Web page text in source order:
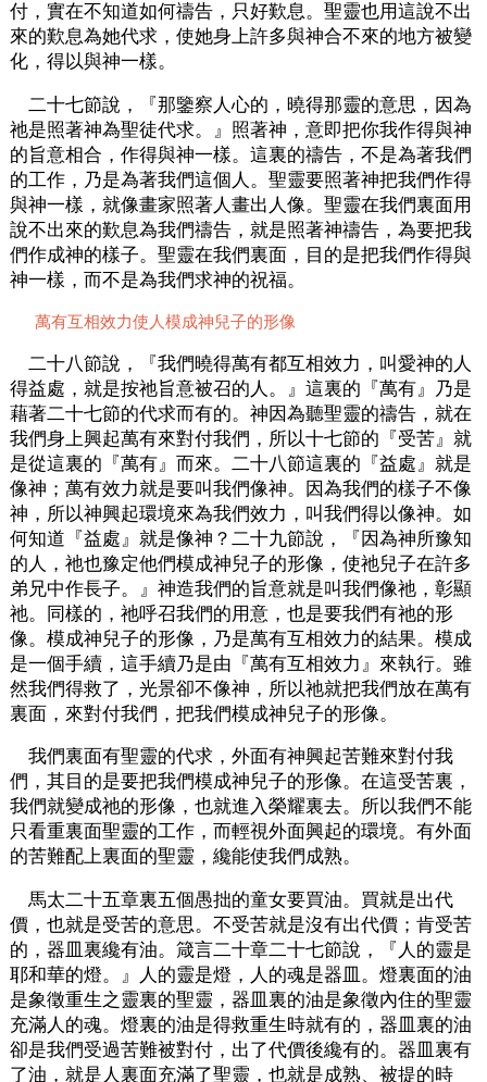
付，實在不知道如何禱告，只好歎息。聖靈也用這說不出
來的歎息為她代求，使她身上許多與神合不來的地方被變
化，得以與神一樣。
二十七節說，『那鑒察人心的，曉得那靈的意思，因為
祂是照著神為聖徒代求。』照著神，意即把你我作得與神
的旨意相合，作得與神一樣。這裏的禱告，不是為著我們
的工作，乃是為著我們這個人。聖靈要照著神把我們作得
與神一樣，就像畫家照著人畫出人像。聖靈在我們裏面用
說不出來的歎息為我們禱告，就是照著神禱告，為要把我
們作成神的樣子。聖靈在我們裏面，目的是把我們作得與
神一樣，而不是為我們求神的祝福。
萬有互相效力使人模成神兒子的形像
二十八節說，『我們曉得萬有都互相效力，叫愛神的人
得益處，就是按祂旨意被召的人。』這裏的『萬有』乃是
藉著二十七節的代求而有的。神因為聽聖靈的禱告，就在
我們身上興起萬有來對付我們，所以十七節的『受苦』就
是從這裏的『萬有』而來。二十八節這裏的『益處』就是
像神；萬有效力就是要叫我們像神。因為我們的樣子不像
神，所以神興起環境來為我們效力，叫我們得以像神。如
何知道『益處』就是像神？二十九節說，『因為神所豫知
的人，祂也豫定他們模成神兒子的形像，使祂兒子在許多
弟兄中作長子。』神造我們的旨意就是叫我們像祂，彰顯
祂。同樣的，祂呼召我們的用意，也是要我們有祂的形
像。模成神兒子的形像，乃是萬有互相效力的結果。模成
是一個手續，這手續乃是由『萬有互相效力』來執行。雖
然我們得救了，光景卻不像神，所以祂就把我們放在萬有
裏面，來對付我們，把我們模成神兒子的形像。
我們裏面有聖靈的代求，外面有神興起苦難來對付我
們，其目的是要把我們模成神兒子的形像。在這受苦裏，
我們就變成祂的形像，也就進入榮耀裏去。所以我們不能
只看重裏面聖靈的工作，而輕視外面興起的環境。有外面
的苦難配上裏面的聖靈，纔能使我們成熟。
馬太二十五章裏五個愚拙的童女要買油。買就是出代
價，也就是受苦的意思。不受苦就是沒有出代價；肯受苦
的，器皿裏纔有油。箴言二十章二十七節說，『人的靈是
耶和華的燈。』人的靈是燈，人的魂是器皿。燈裏面的油
是象徵重生之靈裏的聖靈，器皿裏的油是象徵內住的聖靈
充滿人的魂。燈裏的油是得救重生時就有的，器皿裏的油
卻是我們受過苦難被對付，出了代價後纔有的。器皿裏有
了油，就是人裏面充滿了聖靈，也就是成熟、被提的時